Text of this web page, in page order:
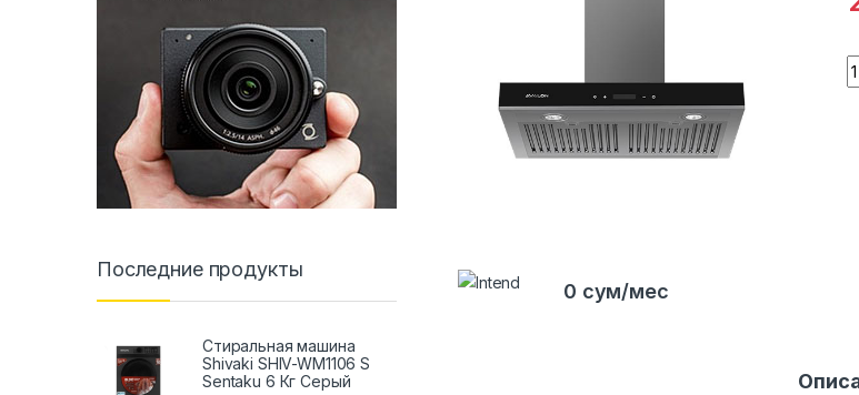
0 сум/мес
Последние продукты
Стиральная машина
Shivaki SHIV-WM1106 S
Sentaku 6 Кг Серый